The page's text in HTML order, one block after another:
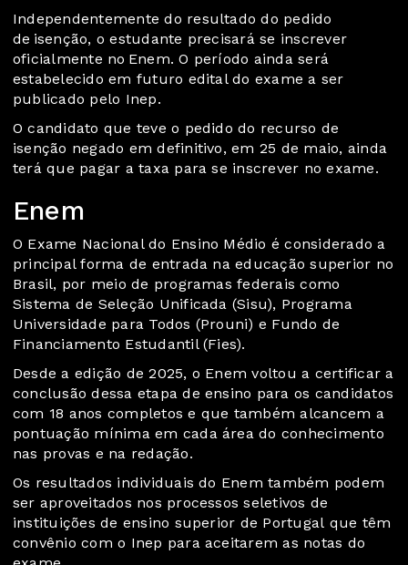
Independentemente do resultado do pedido
de isenção, o estudante precisará se inscrever
oficialmente no Enem. O período ainda será
estabelecido em futuro edital do exame a ser
publicado pelo Inep.
O candidato que teve o pedido do recurso de
isenção negado em definitivo, em 25 de maio, ainda
terá que pagar a taxa para se inscrever no exame.
Enem
O Exame Nacional do Ensino Médio é considerado a
principal forma de entrada na educação superior no
Brasil, por meio de programas federais como
Sistema de Seleção Unificada (Sisu), Programa
Universidade para Todos (Prouni) e Fundo de
Financiamento Estudantil (Fies).
Desde a edição de 2025, o Enem voltou a certificar a
conclusão dessa etapa de ensino para os candidatos
com 18 anos completos e que também alcancem a
pontuação mínima em cada área do conhecimento
nas provas e na redação.
Os resultados individuais do Enem também podem
ser aproveitados nos processos seletivos de
instituições de ensino superior de Portugal que têm
convênio com o Inep para aceitarem as notas do